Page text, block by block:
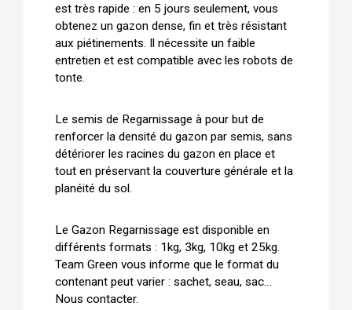
est très rapide : en 5 jours seulement, vous
obtenez un gazon dense, fin et très résistant
aux piétinements. Il nécessite un faible
entretien et est compatible avec les robots de
tonte.
Le semis de Regarnissage à pour but de
renforcer la densité du gazon par semis, sans
détériorer les racines du gazon en place et
tout en préservant la couverture générale et la
planéité du sol.
Le Gazon Regarnissage est disponible en
différents formats : 1kg, 3kg, 10kg et 25kg.
Team Green vous informe que le format du
contenant peut varier : sachet, seau, sac…
Nous contacter.